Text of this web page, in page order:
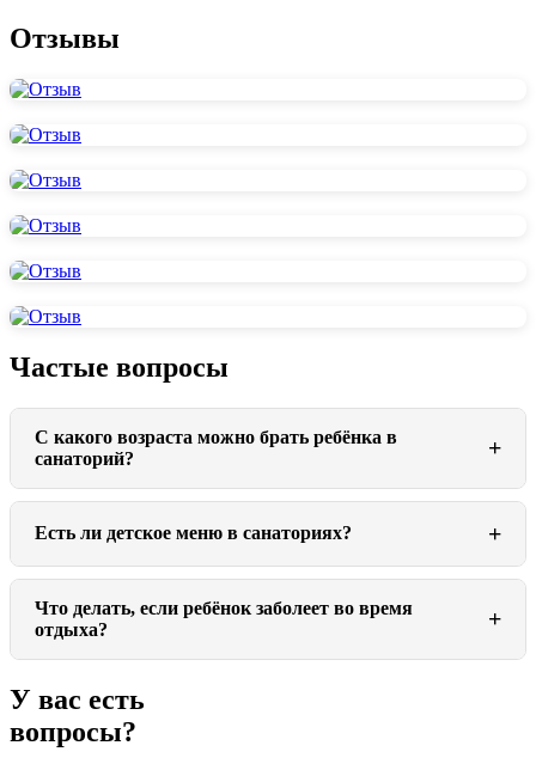
Отзывы
Частые вопросы
С какого возраста можно брать ребёнка в
санаторий?
+
Есть ли детское меню в санаториях? +
Что делать, если ребёнок заболеет во время
отдыха?
+
У вас есть
вопросы?